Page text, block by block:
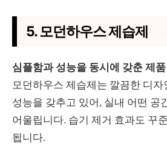
5. 모던하우스 제습제
심플함과 성능을 동시에 갖춘 제품
모던하우스 제습제는 깔끔한 디자
성능을 갖추고 있어, 실내 어떤 공
어울립니다. 습기 제거 효과도 꾸
됩니다.